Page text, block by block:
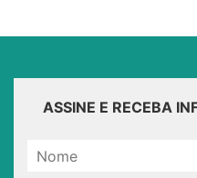
ASSINE E RECEBA